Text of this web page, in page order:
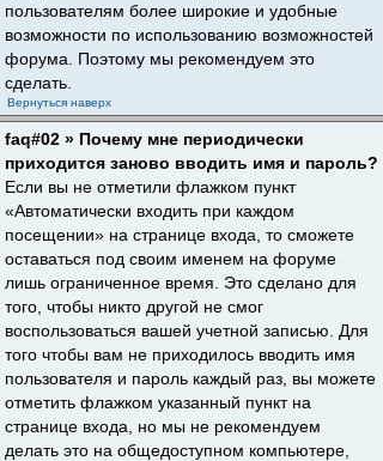
пользователям более широкие и удобные
возможности по использованию возможностей
форума. Поэтому мы рекомендуем это
сделать.
Вернуться наверх
faq#02 » Почему мне периодически
приходится заново вводить имя и пароль?
Если вы не отметили флажком пункт
«Автоматически входить при каждом
посещении» на странице входа, то сможете
оставаться под своим именем на форуме
лишь ограниченное время. Это сделано для
того, чтобы никто другой не смог
воспользоваться вашей учетной записью. Для
того чтобы вам не приходилось вводить имя
пользователя и пароль каждый раз, вы можете
отметить флажком указанный пункт на
странице входа, но мы не рекомендуем
делать это на общедоступном компьютере,